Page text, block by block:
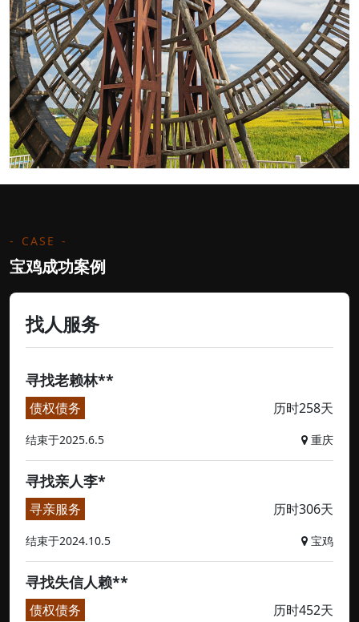
CASE
宝鸡成功案例
找人服务
寻找老赖林**
债权债务 历时258天
结束于2025.6.5 重庆
寻找亲人李*
寻亲服务 历时306天
结束于2024.10.5 宝鸡
寻找失信人赖**
债权债务 历时452天